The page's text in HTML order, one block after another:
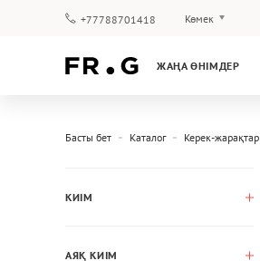
+77788701418 Көмек
Кепілдік
ЖАҢА ӨНІМДЕР
Басты бет Каталог Керек-жарақтар
КИІМ
АЯҚ КИІМ